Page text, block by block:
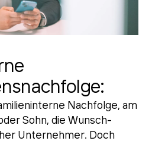
Nachfolge, am
Sohn, die Wunsch-
Unternehmer. Doch